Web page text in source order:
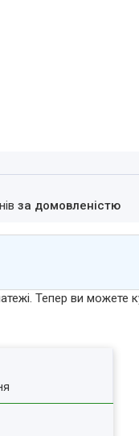
за домовленістю
Тепер ви можете